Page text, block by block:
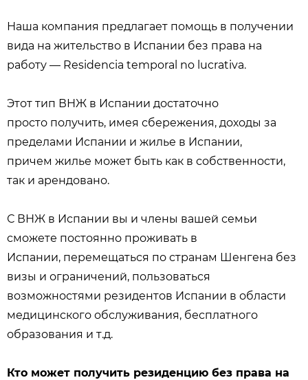
Наша компания предлагает помощь в получении
вида на жительство в Испании без права на
работу — Residencia temporal no lucrativa.
Этот тип ВНЖ в Испании достаточно
просто получить, имея сбережения, доходы за
пределами Испании и жилье в Испании,
причем жилье может быть как в собственности,
так и арендовано.
С ВНЖ в Испании вы и члены вашей семьи
сможете постоянно проживать в
Испании, перемещаться по странам Шенгена без
визы и ограничений, пользоваться
возможностями резидентов Испании в области
медицинского обслуживания, бесплатного
образования и т.д.
Кто может получить резиденцию без права на